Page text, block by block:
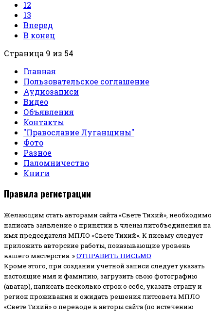
12
13
Вперед
В конец
Страница 9 из 54
Главная
Пользовательское соглашение
Аудиозаписи
Видео
Объявления
Контакты
"Православие Луганщины"
Фото
Разное
Паломничество
Книги
Правила регистрации
Желающим стать авторами сайта «Свете Тихий», необходимо
написать заявление о принятии в члены литобъединения на
имя председателя МПЛО «Свете Тихий». К письму следует
приложить авторские работы, показывающие уровень
вашего мастерства. »ОТПРАВИТЬ ПИСЬМО
Кроме этого, при создании учетной записи следует указать
настоящие имя и фамилию, загрузить свою фотографию
(аватар), написать несколько строк о себе, указать страну и
регион проживания и ожидать решения литсовета МПЛО
«Свете Тихий» о переводе в авторы сайта (по истечению